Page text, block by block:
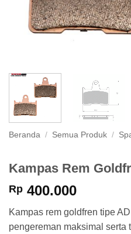
Beranda / Semua Produk /
Kampas Rem
Rp 400.000
Kampas rem goldfren tipe
pengereman maksimal serta